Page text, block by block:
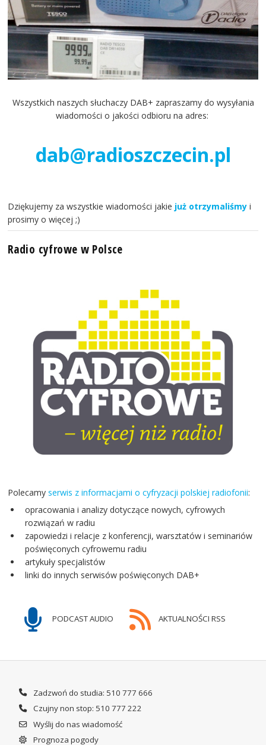
Wszystkich naszych słuchaczy DAB+ zapraszamy do wysyłania
wiadomości o jakości odbioru na adres:
dab@radioszczecin.pl
Dziękujemy za wszystkie wiadomości jakie już otrzymaliśmy i
prosimy o więcej ;)
Radio cyfrowe w Polsce
Polecamyserwis z informacjami o cyfryzacji polskiej radiofonii:
opracowania i analizy dotyczące nowych, cyfrowych
rozwiązań w radiu
zapowiedzi i relacje z konferencji, warsztatów i seminariów
poświęconych cyfrowemu radiu
artykuły specjalistów
linki do innych serwisów poświęconych DAB+
PODCAST AUDIO AKTUALNOŚCI RSS
Zadzwoń do studia: 510 777 666
Czujny non stop: 510 777 222
Wyślij do nas wiadomość
Prognoza pogody